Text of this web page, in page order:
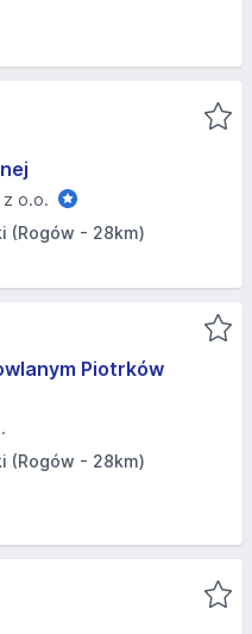
o.o.
(Rogów - 28km)
Piotrków
(Rogów - 28km)